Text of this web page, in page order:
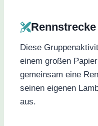
Diese
einem großen
gemeinsam eine
seinen eigenen
aus.